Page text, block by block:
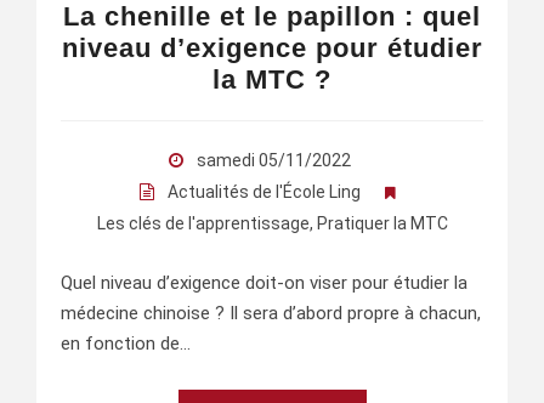
La chenille et le papillon : quel
niveau d’exigence pour étudier
la MTC ?
samedi 05/11/2022
Actualités de l'École Ling
Les clés de l'apprentissage, Pratiquer la MTC
Quel niveau d’exigence doit-on viser pour étudier la
médecine chinoise ? Il sera d’abord propre à chacun,
en fonction de…